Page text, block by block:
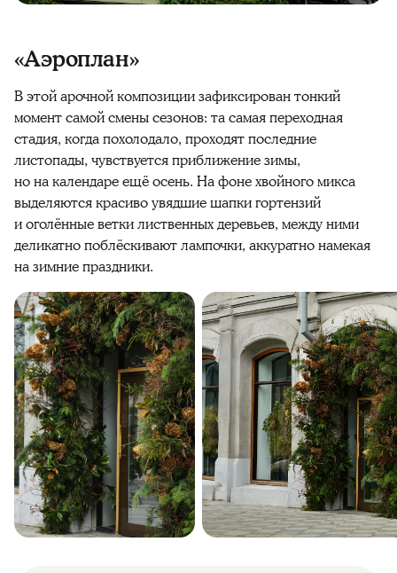
«Аэроплан»
В этой арочной композиции зафиксирован тонкий
момент самой смены сезонов: та самая переходная
стадия, когда похолодало, проходят последние
листопады, чувствуется приближение зимы,
но на календаре ещё осень. На фоне хвойного микса
выделяютсякрасивоувядшие шапки гортензий
и оголённые ветки лиственных деревьев, между ними
деликатно поблёскивают лампочки, аккуратно намекая
на зимние праздники.